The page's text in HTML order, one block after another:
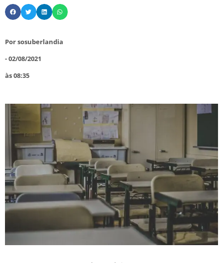
Porsosuberlandia
-02/08/2021
às08:35